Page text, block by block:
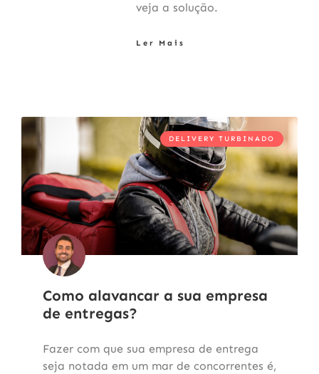
veja a solução.
Ler Mais
DELIVERY TURBINADO
Como alavancar a sua empresa
de entregas?
Fazer com que sua empresa de entrega
seja notada em um mar de concorrentes é,